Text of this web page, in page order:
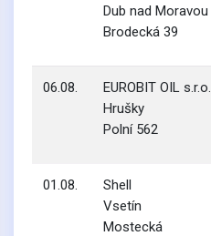
Dub nad Moravou
Brodecká 39
06.08.
EUROBIT OIL s.r.o.
Hrušky
Polní 562
01.08.
Shell
Vsetín
Mostecká